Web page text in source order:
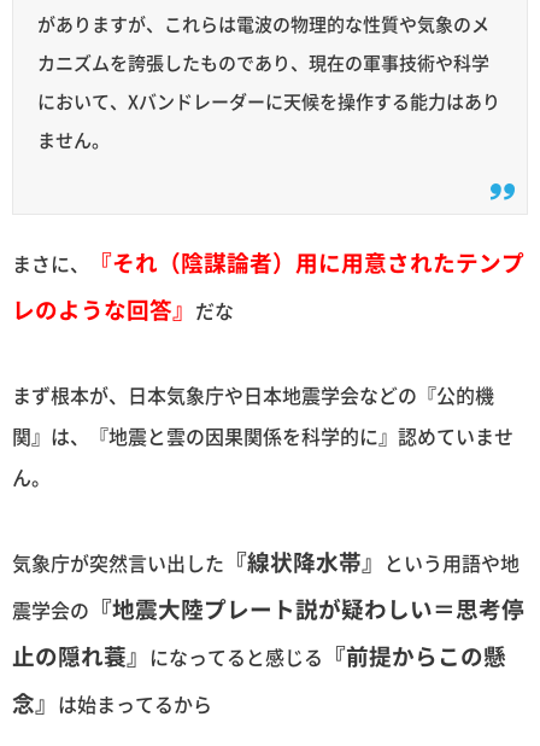
がありますが、これらは電波の物理的な性質や気象のメ
カニズムを誇張したものであり、現在の軍事技術や科学
において、Xバンドレーダーに天候を操作する能力はあり
ません。
まさに、
『それ（陰謀論者）用に用意されたテンプ
レのような回答』 だな
まず根本が、日本気象庁や日本地震学会などの『公的機
関』は、『地震と雲の因果関係を科学的に』認めていませ
ん。
気象庁が突然言い出した 『線状降水帯』 という用語や地
震学会の 『地震大陸プレート説が疑わしい＝思考停
止の隠れ蓑』 になってると感じる 『前提からこの懸
念』 は始まってるから